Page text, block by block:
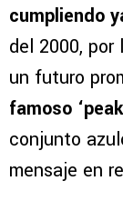
cumpliendo
del 2000,
un futuro
famoso
conjunto
mensaje en